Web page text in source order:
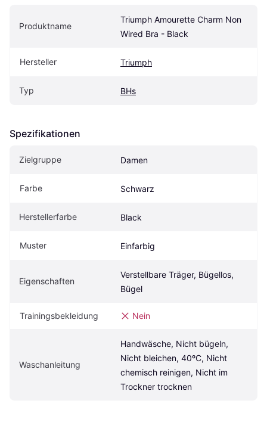
Produktname
Triumph Amourette Charm Non
Wired Bra - Black
Hersteller Triumph
Typ BHs
Spezifikationen
Zielgruppe Damen
Farbe Schwarz
Herstellerfarbe Black
Muster Einfarbig
Eigenschaften
Verstellbare Träger, Bügellos,
Bügel
Trainingsbekleidung Nein
Waschanleitung
Handwäsche, Nicht bügeln,
Nicht bleichen, 40ºC, Nicht
chemisch reinigen, Nicht im
Trockner trocknen